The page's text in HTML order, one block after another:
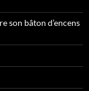
son bâton d’encens